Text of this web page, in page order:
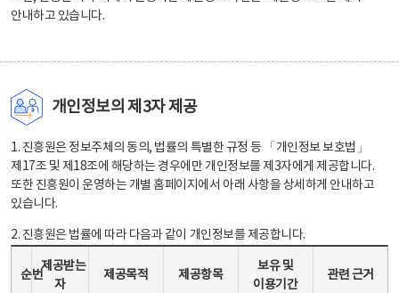
안내하고 있습니다.
개인정보의 제3자 제공
1. 진흥원은 정보주체의 동의, 법률의 특별한 규정 등 「개인정보 보호법」
제17조 및 제18조에 해당하는 경우에만 개인정보를 제3자에게 제공합니다.
또한 진흥원이 운영하는 개별 홈페이지에서 아래 사항을 상세하게 안내하고
있습니다.
2. 진흥원은 법률에 따라 다음과 같이 개인정보를 제공합니다.
순번
제공받는
자
제공목적 제공항목
보유 및
이용기간
관련 근거